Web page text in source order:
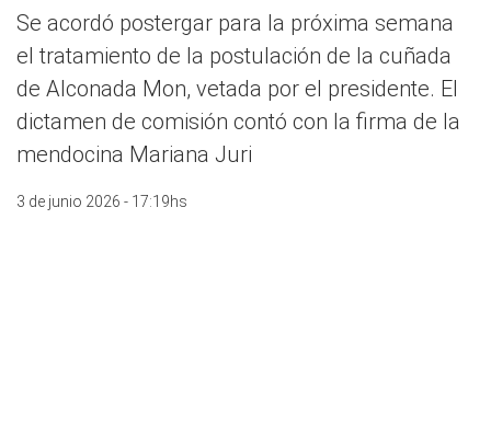
Se acordó postergar para la próxima semana
el tratamiento de la postulación de la cuñada
de Alconada Mon, vetada por el presidente. El
dictamen de comisión contó con la firma de la
mendocina Mariana Juri
3 de junio 2026 - 17:19hs